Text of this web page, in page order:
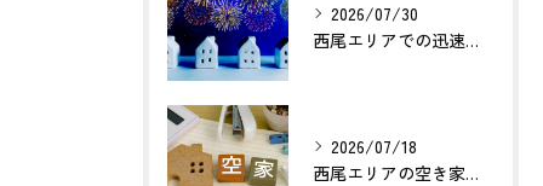
2026/07/30
西尾エリアでの迅速確実な不動産買取のポイントは？
2026/07/18
西尾エリアの空き家売却で利益最大化する方法とは？